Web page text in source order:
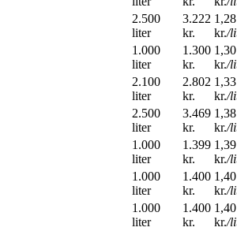
2.500
liter
3.222
kr.
1,28
kr./
1.000
liter
1.300
kr.
1,30
kr./
2.100
liter
2.802
kr.
1,33
kr./
2.500
liter
3.469
kr.
1,38
kr./
1.000
liter
1.399
kr.
1,39
kr./
1.000
liter
1.400
kr.
1,40
kr./
1.000
liter
1.400
kr.
1,40
kr./